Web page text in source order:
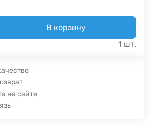
В корзину
1 шт.
на сайте